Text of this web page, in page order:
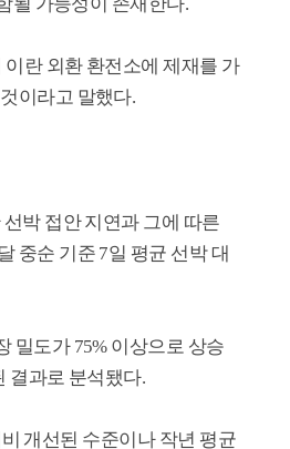
란 외환 환전소에 제재를 가
이라고 말했다.
박 접안 지연과 그에 따른
중순 기준 7일 평균 선박 대
밀도가 75% 이상으로 상승
결과로 분석됐다.
개선된 수준이나 작년 평균